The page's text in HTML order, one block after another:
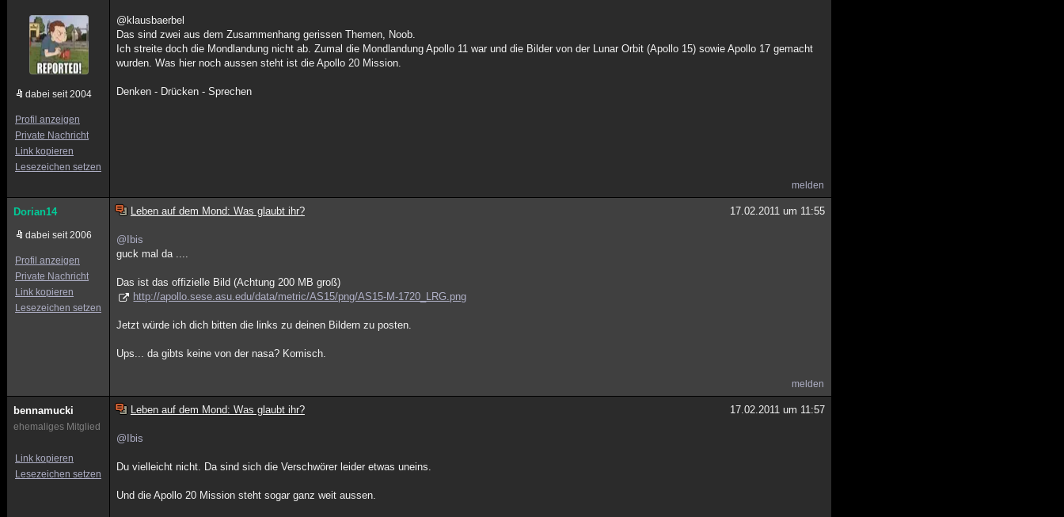
dabei seit 2004
Profil anzeigen
Private Nachricht
Link kopieren
Lesezeichen setzen
@klausbaerbel
Das sind zwei aus dem Zusammenhang gerissen Themen, Noob.
Ich streite doch die Mondlandung nicht ab. Zumal die Mondlandung Apollo 11 war und die Bilder von der Lunar Orbit (Apollo 15) sowie Apollo 17 gemacht
wurden. Was hier noch aussen steht ist die Apollo 20 Mission.
Denken - Drücken - Sprechen
melden
Dorian14
dabei seit 2006
Profil anzeigen
Private Nachricht
Link kopieren
Lesezeichen setzen
Leben auf dem Mond: Was glaubt ihr? 17.02.2011 um 11:55
@Ibis
guck mal da ....
Das ist das offizielle Bild (Achtung 200 MB groß)
http://apollo.sese.asu.edu/data/metric/AS15/png/AS15-M-1720_LRG.png
Jetzt würde ich dich bitten die links zu deinen Bildern zu posten.
Ups... da gibts keine von der nasa? Komisch.
melden
bennamucki
ehemaliges Mitglied
Link kopieren
Lesezeichen setzen
Leben auf dem Mond: Was glaubt ihr? 17.02.2011 um 11:57
@Ibis
Du vielleicht nicht. Da sind sich die Verschwörer leider etwas uneins.
Und die Apollo 20 Mission steht sogar ganz weit aussen.